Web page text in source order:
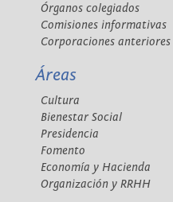
Órganos colegiados
Comisiones informativas
Corporaciones anteriores
Áreas
Cultura
Bienestar Social
Presidencia
Fomento
Economía y Hacienda
Organización y RRHH